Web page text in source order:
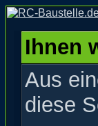
Ihnen
Aus
diese